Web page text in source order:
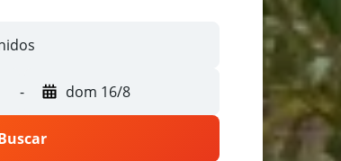
- dom 16/8